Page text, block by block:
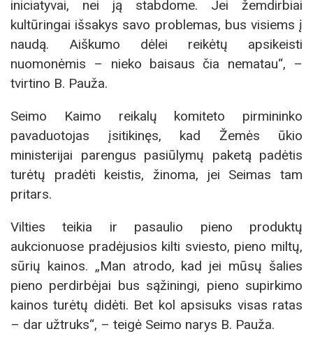
iniciatyvai, nei ją stabdome. Jei žemdirbiai
kultūringai išsakys savo problemas, bus visiems į
naudą. Aiškumo dėlei reikėtų apsikeisti
nuomonėmis – nieko baisaus čia nematau“, –
tvirtino B. Pauža.
Seimo Kaimo reikalų komiteto pirmininko
pavaduotojas įsitikinęs, kad Žemės ūkio
ministerijai parengus pasiūlymų paketą padėtis
turėtų pradėti keistis, žinoma, jei Seimas tam
pritars.
Vilties teikia ir pasaulio pieno produktų
aukcionuose pradėjusios kilti sviesto, pieno miltų,
sūrių kainos. „Man atrodo, kad jei mūsų šalies
pieno perdirbėjai bus sąžiningi, pieno supirkimo
kainos turėtų didėti. Bet kol apsisuks visas ratas
– dar užtruks“, – teigė Seimo narys B. Pauža.